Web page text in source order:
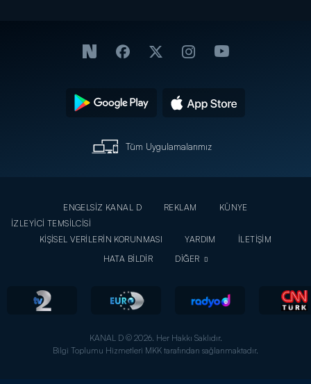
Tüm Uygulamalarımız
ENGELSİZ KANAL D REKLAM
KÜNYE
İZLEYİCİ TEMSİLCİSİ
KİŞİSEL VERİLERİN KORUNMASI
YARDIM
İLETİŞİM
HATA BİLDİR
DİĞER
KANAL D © 2026. Her Hakkı Saklıdır.
Bilgi Toplumu Hizmetleri MKK tarafından sağlanmaktadır.